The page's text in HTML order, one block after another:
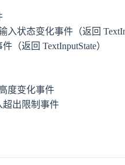
入状态变化事件（返回
（返回 TextInputState）
度变化事件
超出限制事件